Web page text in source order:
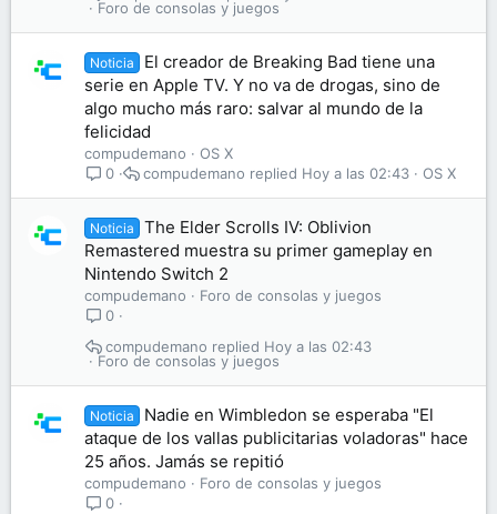
Foro de consolas y juegos
Noticia
El creador de Breaking Bad tiene una
serie en Apple TV. Y no va de drogas, sino de
algo mucho más raro: salvar al mundo de la
felicidad
compudemano
OS X
0
OS X
Hoy a las 02:43
compudemano
Noticia
The Elder Scrolls IV: Oblivion
Remastered muestra su primer gameplay en
Nintendo Switch 2
compudemano
Foro de consolas y juegos
0
Foro de consolas y juegos
Hoy a las 02:43
compudemano
Noticia
Nadie en Wimbledon se esperaba "El
ataque de los vallas publicitarias voladoras" hace
25 años. Jamás se repitió
compudemano
Foro de consolas y juegos
0